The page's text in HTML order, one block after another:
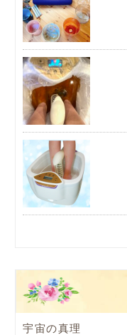
宇宙の真理